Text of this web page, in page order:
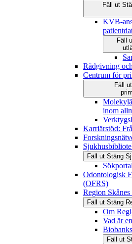
Fäll ut
KVB-
Fäll
Rådgivning
Centrum för
Fäll ut
inom
Karriärstöd:
Fäll ut Stäng
Odontologisk
(OFRS)
Region
Fäll ut Stäng
Om
Vad är
Fäll ut